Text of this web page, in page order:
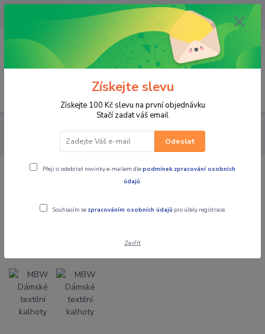
OPAVA 733537099/HLUČÍN
734541648/OLOMOUC 734593593
0,00 CZK
PRO JEZDCE KALHOTY DÁMSKÉ TEXTILNÍ
MBW Dámské
textilní kalhoty Summer Beige
MBW Dámské textilní kalhoty Summer
Získejte slevu
Získejte 100 Kč slevu na první objednávku
Stačí zadat váš email
Odeslat
Přeji si odebírat novinky e-mailem dlepodmínek zpracování osobních
údajů.
Souhlasím se zpracováním osobních údajů pro účely registrace.
Zavřít